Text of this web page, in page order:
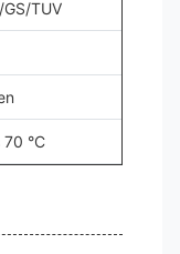
GS/TUV
°C